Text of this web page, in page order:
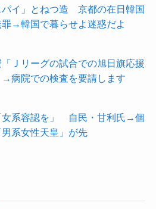
パイ」とねつ造 京都の在日韓国
罪→韓国で暮らせよ迷惑だよ
Ｊリーグの試合での旭日旗応援
→病院での検査を要請します
女系容認を」 自民・甘利氏→個
男系女性天皇」が先